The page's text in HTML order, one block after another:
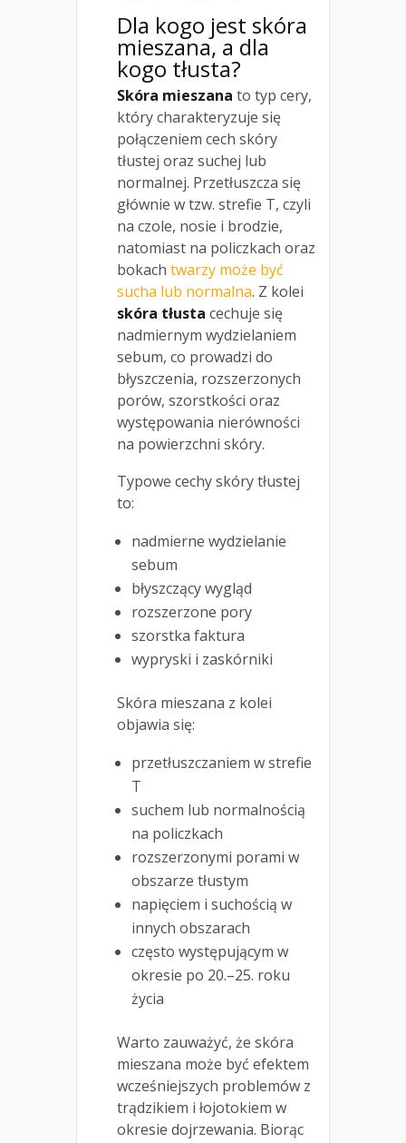
Dla kogo jest skóra
mieszana, a dla
kogo tłusta?
Skóra mieszana to typ cery,
który charakteryzuje się
połączeniem cech skóry
tłustej oraz suchej lub
normalnej. Przetłuszcza się
głównie w tzw. strefie T, czyli
na czole, nosie i brodzie,
natomiast na policzkach oraz
bokach twarzy może być
sucha lub normalna. Z kolei
skóra tłusta cechuje się
nadmiernym wydzielaniem
sebum, co prowadzi do
błyszczenia, rozszerzonych
porów, szorstkości oraz
występowania nierówności
na powierzchni skóry.
Typowe cechy skóry tłustej
to:
nadmierne wydzielanie
sebum
błyszczący wygląd
rozszerzone pory
szorstka faktura
wypryski i zaskórniki
Skóra mieszana z kolei
objawia się:
przetłuszczaniem w strefie
T
suchem lub normalnością
na policzkach
rozszerzonymi porami w
obszarze tłustym
napięciem i suchością w
innych obszarach
często występującym w
okresie po 20.–25. roku
życia
Warto zauważyć, że skóra
mieszana może być efektem
wcześniejszych problemów z
trądzikiem i łojotokiem w
okresie dojrzewania. Biorąc